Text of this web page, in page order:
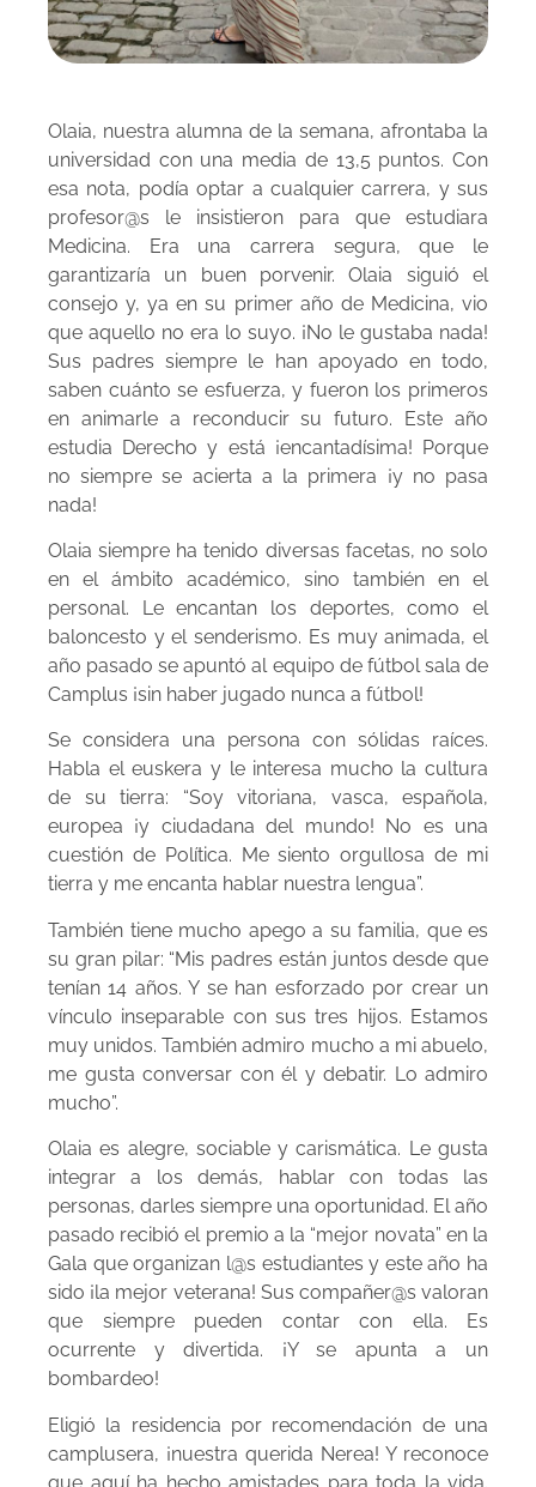
Olaia, nuestra alumna de la semana, afrontaba la
universidad con una media de 13,5 puntos. Con
esa nota, podía optar a cualquier carrera, y sus
profesor@s le insistieron para que estudiara
Medicina. Era una carrera segura, que le
garantizaría un buen porvenir. Olaia siguió el
consejo y, ya en su primer año de Medicina, vio
que aquello no era lo suyo. ¡No le gustaba nada!
Sus padres siempre le han apoyado en todo,
saben cuánto se esfuerza, y fueron los primeros
en animarle a reconducir su futuro. Este año
estudia Derecho y está ¡encantadísima! Porque
no siempre se acierta a la primera ¡y no pasa
nada!
Olaia siempre ha tenido diversas facetas, no solo
en el ámbito académico, sino también en el
personal. Le encantan los deportes, como el
baloncesto y el senderismo. Es muy animada, el
año pasado se apuntó al equipo de fútbol sala de
Camplus ¡sin haber jugado nunca a fútbol!
Se considera una persona con sólidas raíces.
Habla el euskera y le interesa mucho la cultura
de su tierra: “Soy vitoriana, vasca, española,
europea ¡y ciudadana del mundo! No es una
cuestión de Política. Me siento orgullosa de mi
tierra y me encanta hablar nuestra lengua”.
También tiene mucho apego a su familia, que es
su gran pilar: “Mis padres están juntos desde que
tenían 14 años. Y se han esforzado por crear un
vínculo inseparable con sus tres hijos. Estamos
muy unidos. También admiro mucho a mi abuelo,
me gusta conversar con él y debatir. Lo admiro
mucho”.
Olaia es alegre, sociable y carismática. Le gusta
integrar a los demás, hablar con todas las
personas, darles siempre una oportunidad. El año
pasado recibió el premio a la “mejor novata” en la
Gala que organizan l@s estudiantes y este año ha
sido ¡la mejor veterana! Sus compañer@s valoran
que siempre pueden contar con ella. Es
ocurrente y divertida. ¡Y se apunta a un
bombardeo!
Eligió la residencia por recomendación de una
camplusera, ¡nuestra querida Nerea! Y reconoce
que aquí ha hecho amistades para toda la vida.